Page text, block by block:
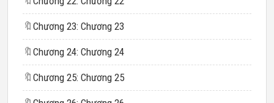
🔖 Chương 23: Chương 23
🔖 Chương 24: Chương 24
🔖 Chương 25: Chương 25